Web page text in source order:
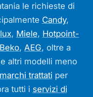
le richieste di
Candy,
, Miele, Hotpoint-
Beko, AEG, oltre a
altri modelli meno
marchi trattati per
tutti i servizi di